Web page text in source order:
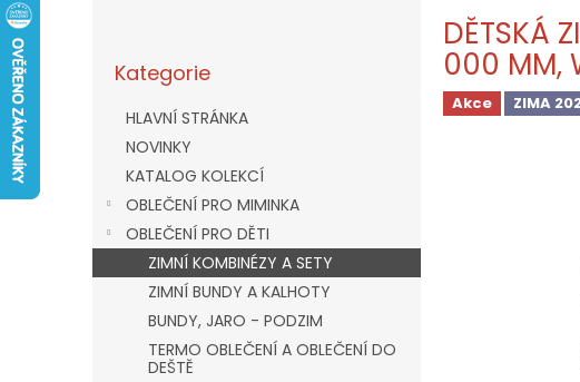
a
n
kategorie
Kategorie
HLAVNÍ STRÁNKA
NOVINKY
KATALOG KOLEKCÍ
OBLEČENÍ PRO MIMINKA
OBLEČENÍ PRO DĚTI
ZIMNÍ KOMBINÉZY A SETY
ZIMNÍ BUNDY A KALHOTY
BUNDY, JARO - PODZIM
TERMO OBLEČENÍ A OBLEČENÍ DO
DEŠTĚ
DĚTSKÁ
000 MM,
Akce ZIMA